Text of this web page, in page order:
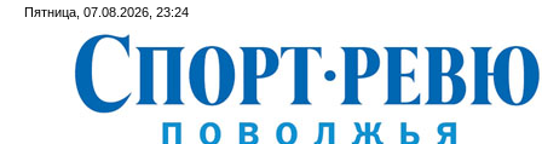
Пятница, 07.08.2026, 23:24